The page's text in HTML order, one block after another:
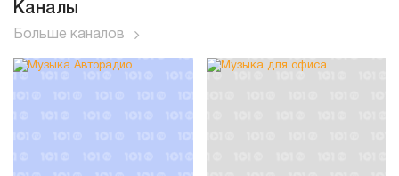
Каналы
Больше каналов